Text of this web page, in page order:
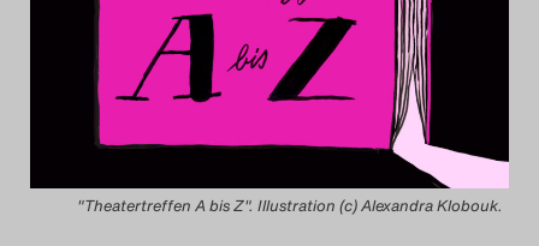
Das Theatertreffen-Blog
2014
Das Theatertreffen-Blog
2015
"Theatertreffen A bis Z". Illustration (c) Alexandra Klobouk.